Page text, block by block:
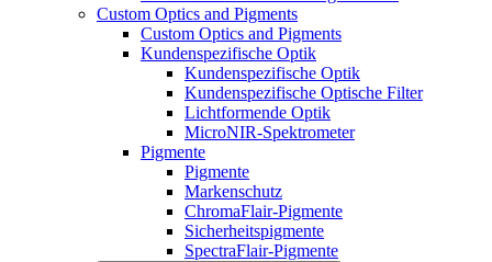
Custom Optics and Pigments
Custom Optics and Pigments
Kundenspezifische Optik
Kundenspezifische Optik
Kundenspezifische Optische Filter
Lichtformende Optik
MicroNIR-Spektrometer
Pigmente
Pigmente
Markenschutz
ChromaFlair-Pigmente
Sicherheitspigmente
SpectraFlair-Pigmente